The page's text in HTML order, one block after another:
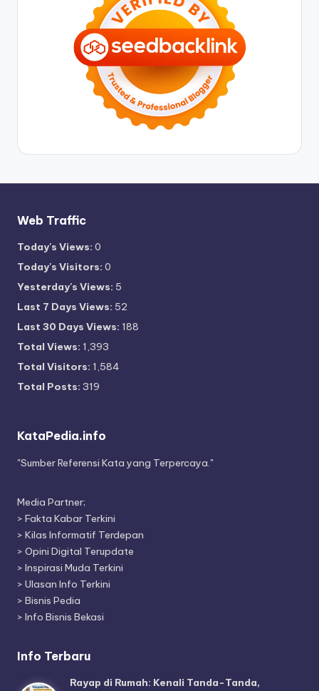
Web Traffic
Today's Views: 0
Today's Visitors: 0
Yesterday's Views: 5
Last 7 Days Views: 52
Last 30 Days Views: 188
Total Views: 1,393
Total Visitors: 1,584
Total Posts: 319
KataPedia.info
"Sumber Referensi Kata yang Terpercaya."
Media Partner;
> Fakta Kabar Terkini
> Kilas Informatif Terdepan
> Opini Digital Terupdate
> Inspirasi Muda Terkini
> Ulasan Info Terkini
> Bisnis Pedia
> Info Bisnis Bekasi
Info Terbaru
Rayap di Rumah: Kenali Tanda-Tanda,